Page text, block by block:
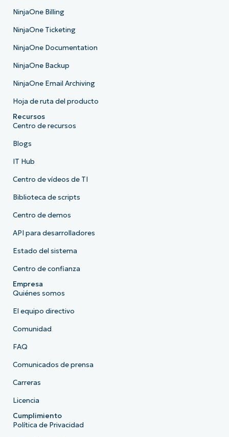
NinjaOne Billing
NinjaOne Ticketing
NinjaOne Documentation
NinjaOne Backup
NinjaOne Email Archiving
Hoja de ruta del producto
Recursos
Centro de recursos
Blogs
IT Hub
Centro de vídeos de TI
Biblioteca de scripts
Centro de demos
API para desarrolladores
Estado del sistema
Centro de confianza
Empresa
Quiénes somos
El equipo directivo
Comunidad
FAQ
Comunicados de prensa
Carreras
Licencia
Cumplimiento
Política de Privacidad